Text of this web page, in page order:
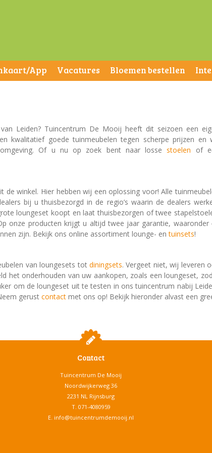
App Vacatures Bloemen bestellen
Leiden? Tuincentrum De Mooij heeft dit seizoen een
kwalitatief goede tuinmeubelen tegen scherpe prijzen en
Of u nu op zoek bent naar lossestoelen of
winkel. Hier hebben wij een oplossing voor! Alle
bij u thuisbezorgd in de regio’s waarin de dealers
loungeset koopt en laat thuisbezorgen of twee
onze producten krijgt u altijd twee jaar garantie, waaronder
zijn. Bekijk ons online assortiment lounge- entuinsets!
van loungesets tot diningsets. Vergeet niet, wij leveren
het onderhouden van uw aankopen, zoals een loungeset,
om de loungeset uit te testen in ons tuincentrum nabij
gerust contact met ons op! Bekijk hieronder
Contact
Tuincentrum De Mooij
Noordwijkerweg 36
2231 NL Rijnsburg
T. 071-4080959
E. info@tuincentrumdemooij.nl